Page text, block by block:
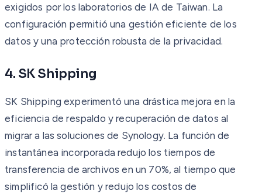
exigidos por los laboratorios de IA de Taiwan. La
configuración permitió una gestión eficiente de los
datos y una protección robusta de la privacidad.
4. SK Shipping
SK Shipping experimentó una drástica mejora en la
eficiencia de respaldo y recuperación de datos al
migrar a las soluciones de Synology. La función de
instantánea incorporada redujo los tiempos de
transferencia de archivos en un 70%, al tiempo que
simplificó la gestión y redujo los costos de